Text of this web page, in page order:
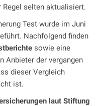
Regel selten aktualisiert.
Test wurde im Juni
Nachfolgend finden
sowie eine
Anbieter der vergangen
dieser Vergleich
ist.
laut Stiftung